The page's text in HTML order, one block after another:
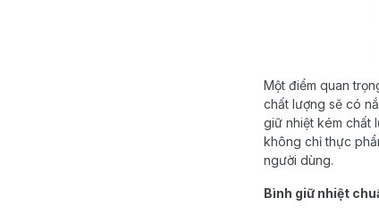
Một điểm quan
chất lượng sẽ có
giữ nhiệt kém chất
không chỉ thực
người dùng.
Bình giữ nhiệt